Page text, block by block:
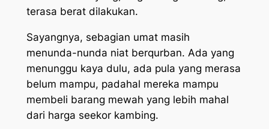
terasa berat dilakukan.
Sayangnya, sebagian umat masih
menunda-nunda niat berqurban. Ada yang
menunggu kaya dulu, ada pula yang merasa
belum mampu, padahal mereka mampu
membeli barang mewah yang lebih mahal
dari harga seekor kambing.